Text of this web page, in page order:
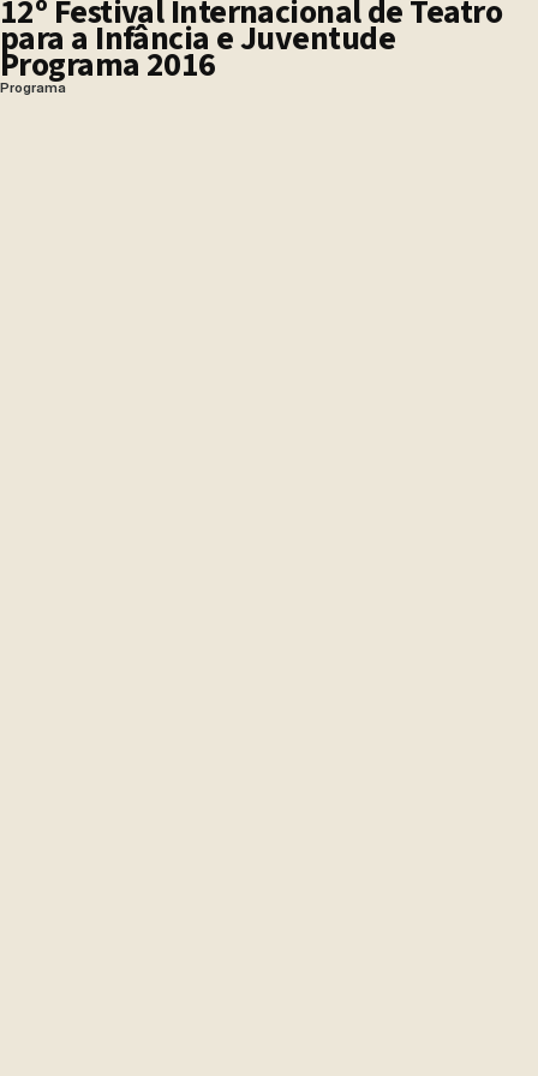
12º Festival Internacional de Teatro
para a Infância e Juventude
Programa 2016
Programa